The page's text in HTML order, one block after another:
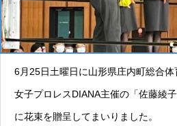
6月25日土曜日に山形県庄内町総合
女子プロレスDIANA主催の「佐藤綾
に花束を贈呈してまいりました。